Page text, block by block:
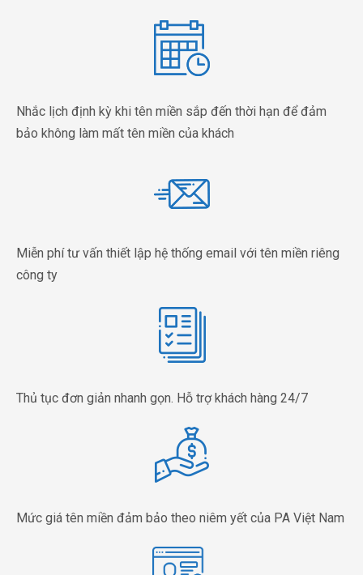
Nhắc lịch định kỳ khi tên miền sắp đến thời hạn để đảm
bảo không làm mất tên miền của khách
Miễn phí tư vấn thiết lập hệ thống email với tên miền riêng
công ty
Thủ tục đơn giản nhanh gọn. Hỗ trợ khách hàng 24/7
Mức giá tên miền đảm bảo theo niêm yết của PA Việt Nam